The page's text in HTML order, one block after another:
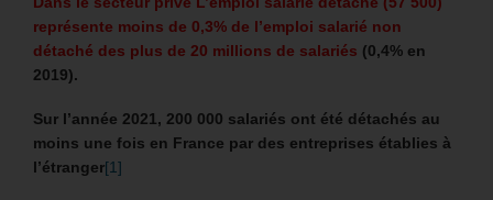
représente moins de 0,3% de l’emploi salarié non
détaché des plus de 20 millions de salariés (0,4% en
2019).
Sur l’année 2021, 200 000 salariés ont été détachés au
moins une fois en France par des entreprises établies à
l’étranger[1]